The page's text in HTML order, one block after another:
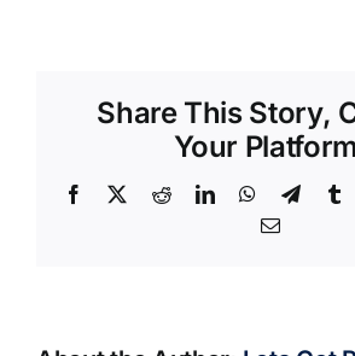
Share This Story,
Your
Facebook RedditLinkedInWhatsApp
Email